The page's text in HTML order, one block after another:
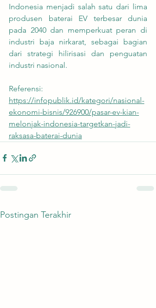
Indonesia menjadi salah satu dari lima
produsen baterai EV terbesar dunia
pada 2040 dan memperkuat peran di
industri baja nirkarat, sebagai bagian
dari strategi hilirisasi dan penguatan
industri nasional.
Referensi:
https://infopublik.id/kategori/nasional-
ekonomi-bisnis/926900/pasar-ev-kian-
melonjak-indonesia-targetkan-jadi-
raksasa-baterai-dunia
Postingan Terakhir